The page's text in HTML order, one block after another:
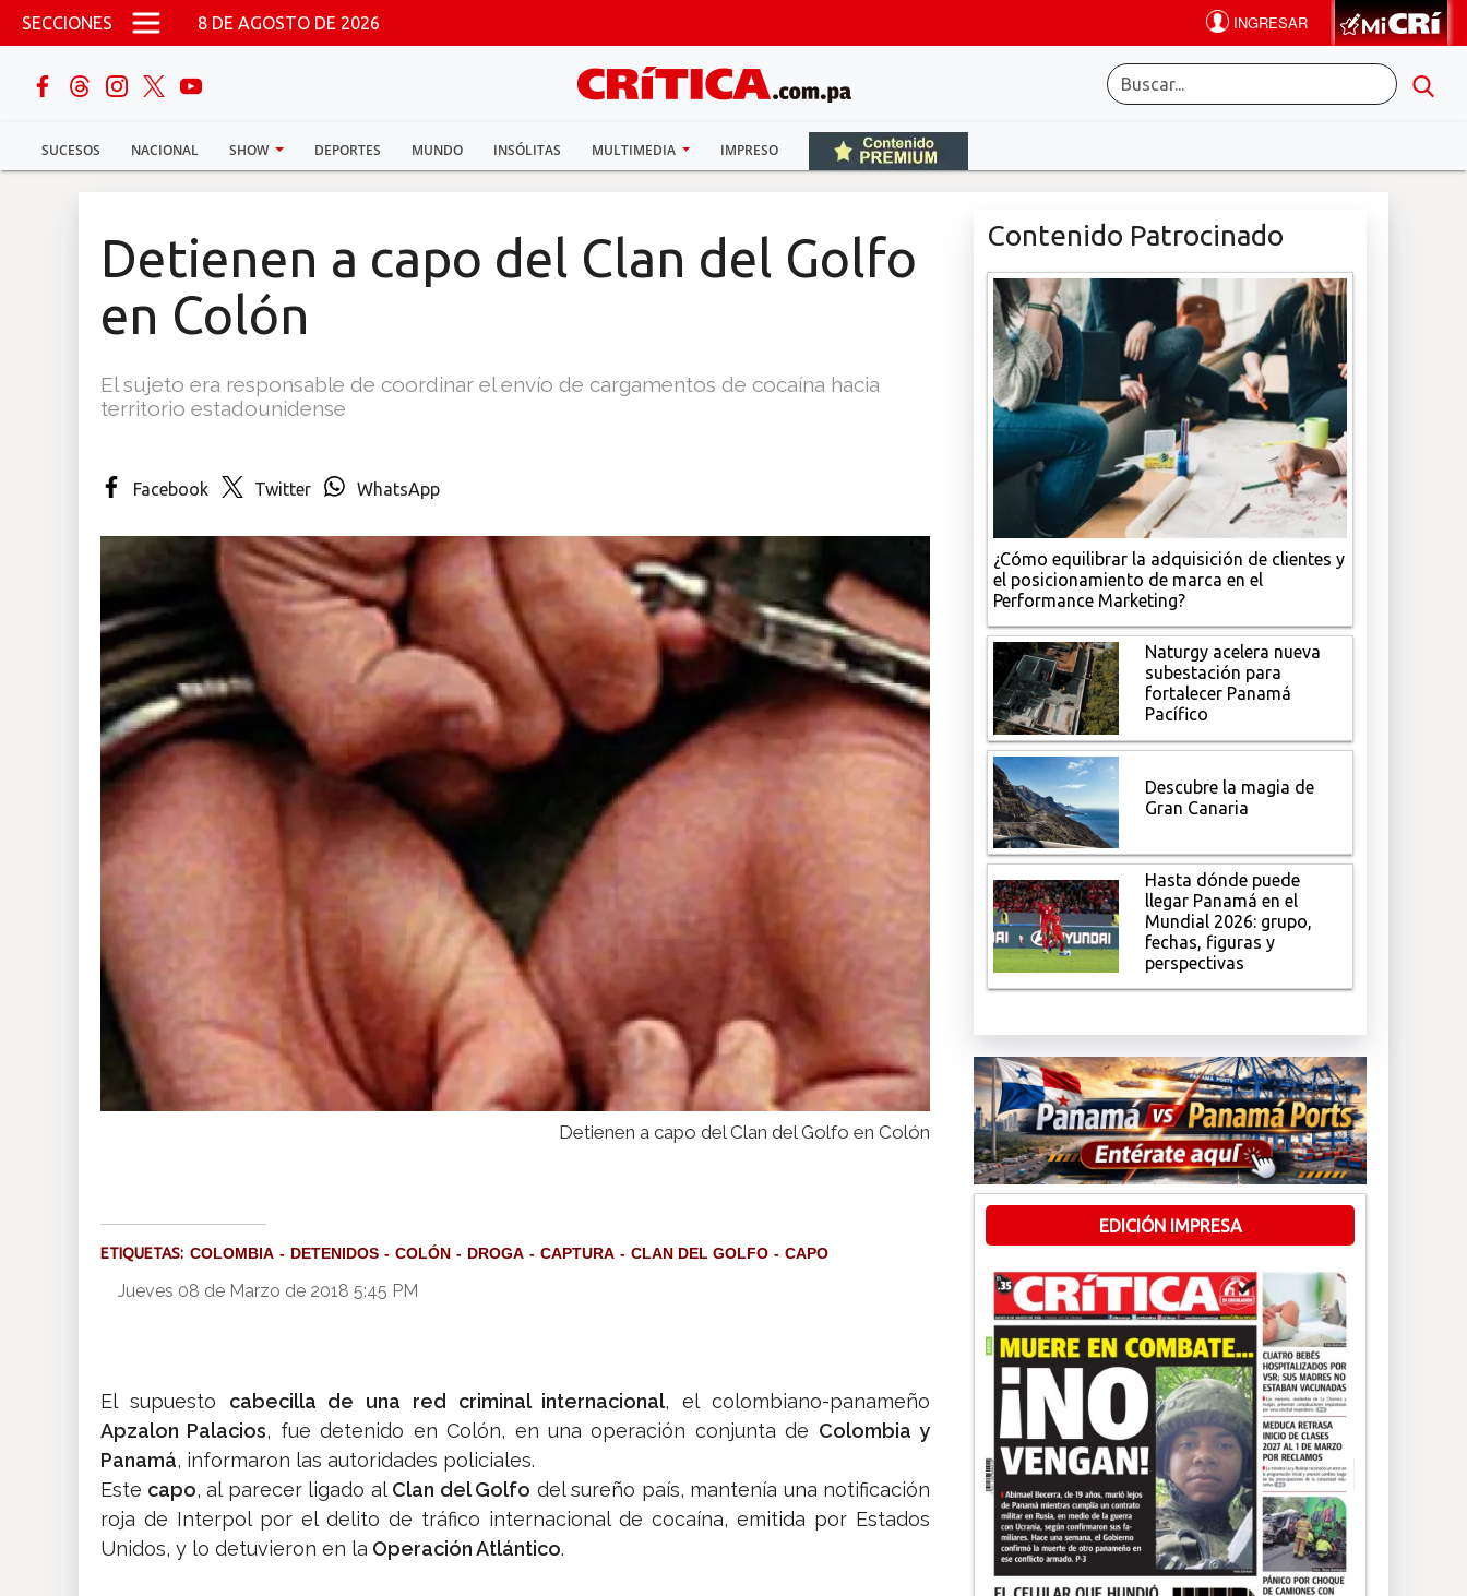
Pasar al contenido principal
SECCIONES 8 DE AGOSTO DE 2026
SUCESOS NACIONAL SHOW DEPORTES MUNDO INSÓLITAS MULTIMEDIA IMPRESO
buscar
Sucesos
Multimedia
Detienen a capo del Clan del Golfo
en Colón
El sujeto era responsable de coordinar el envío de cargamentos de cocaína hacia
territorio estadounidense
Facebook Twitter WhatsApp
Detienen a capo del Clan del Golfo en Colón
ETIQUETAS: COLOMBIA DETENIDOS COLÓN DROGA CAPTURA CLAN DEL GOLFO CAPO
Jueves 08 de Marzo de 2018 5:45 PM
El supuesto cabecilla de una red criminal internacional, el colombiano-panameño
Apzalon Palacios, fue detenido en Colón, en una operación conjunta de Colombia y
Panamá, informaron las autoridades policiales.
Este capo, al parecer ligado alClan del Golfo del sureño país, mantenía una notificación
roja de Interpol por el delito de tráfico internacional de cocaína, emitida por Estados
Unidos, y lo detuvieron en la Operación Atlántico.
Contenido Patrocinado
¿Cómo equilibrar la adquisición de clientes y
el posicionamiento de marca en el
Performance Marketing?
Naturgy acelera nueva
subestación para
fortalecer Panamá
Pacífico
Descubre la magia de
Gran Canaria
Hasta dónde puede
llegar Panamá en el
Mundial 2026: grupo,
fechas, figuras y
perspectivas
EDICIÓN IMPRESA